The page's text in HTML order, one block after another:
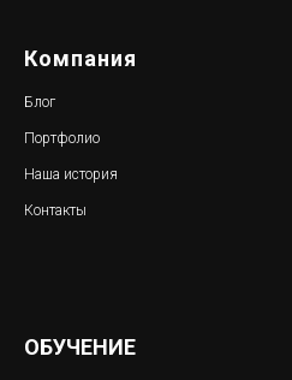
Компания
Блог
Портфолио
Наша история
Контакты
ОБУЧЕНИЕ